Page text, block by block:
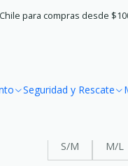
Seguridad y Rescate
para compras desde
Riñonera Free
S/M
M/L